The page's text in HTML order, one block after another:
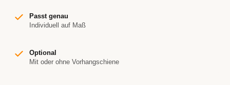
Passt genau
Individuell auf Maß
Optional
Mit oder ohne Vorhangschiene